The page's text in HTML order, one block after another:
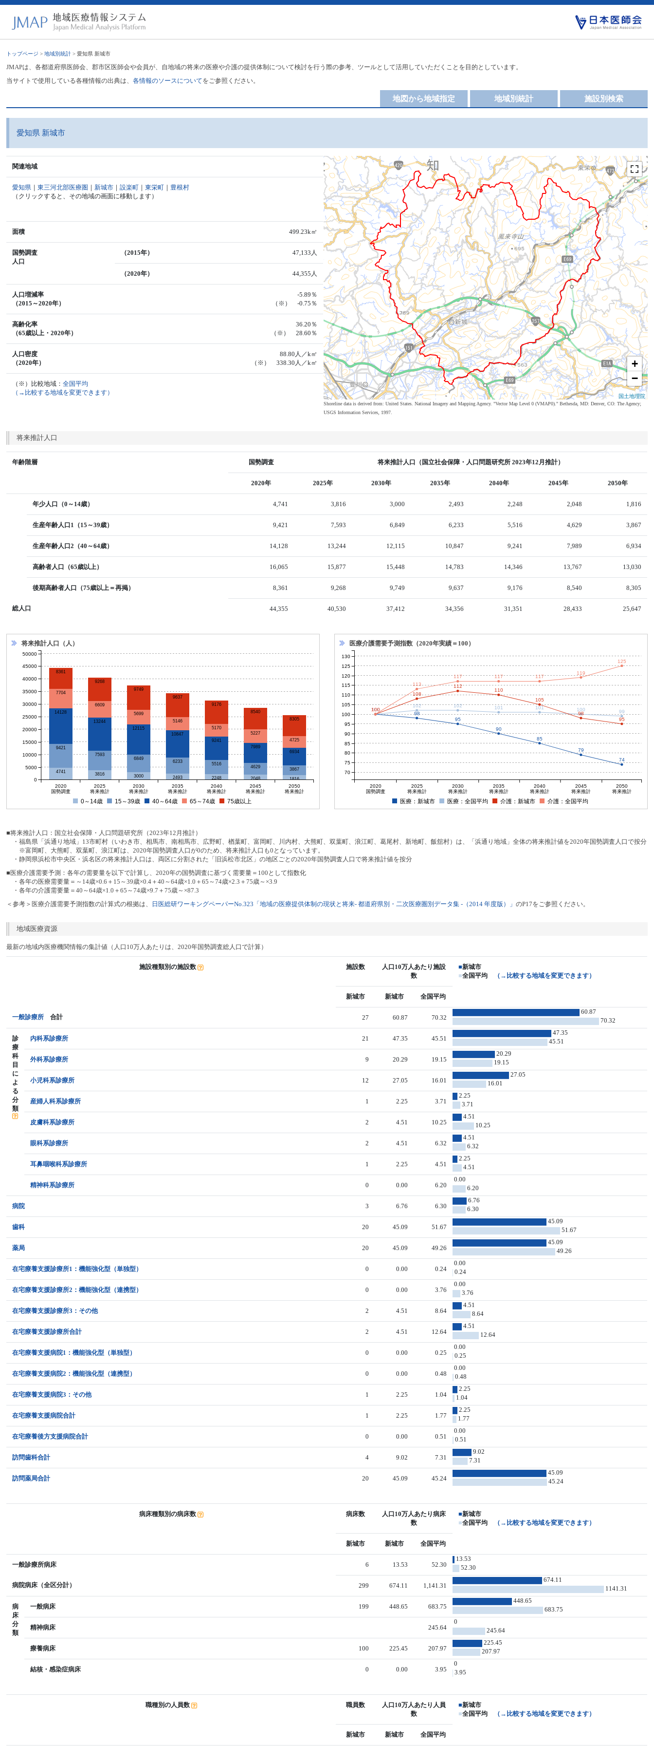
トップページ >地域別統計 > 愛知県 新城市
JMAPは、各都道府県医師会、郡市区医師会や会員が、自地域の将来の医療や介護の提供体制について検討を行う際の参考、ツールとして活用していただくことを目的としています。
当サイトで使用している各種情報の出典は、各情報のソースについてをご参照ください。
施設別検索
地域別統計
地図から地域指定
愛知県 新城市
関連地域
愛知県 ｜東三河北部医療圏 ｜ 新城市 ｜設楽町 ｜東栄町 ｜ 豊根村
（クリックすると、その地域の画面に移動します）
面積 499.23k㎡
国勢調査
人口
（2015年） 47,133人
（2020年） 44,355人
人口増減率
（2015～2020年）
-5.89％
（※） -0.75％
高齢化率
（65歳以上・2020年）
36.20％
（※） 28.60％
人口密度
（2020年）
88.80人／k㎡
（※） 338.30人／k㎡
（※）比較地域：全国平均
（→比較する地域を変更できます）
+
−
国土地理院
Shoreline data is derived from: United States. National Imagery and Mapping Agency. "Vector Map Level 0 (VMAP0)." Bethesda, MD: Denver, CO: The Agency;
USGS Information Services, 1997.
将来推計人口
年齢階層 国勢調査 将来推計人口（国立社会保障・人口問題研究所 2023年12月推計）
2020年 2025年 2030年 2035年 2040年 2045年 2050年
年少人口（0～14歳） 4,741 3,816 3,000 2,493 2,248 2,048 1,816
生産年齢人口1（15～39歳） 9,421 7,593 6,849 6,233 5,516 4,629 3,867
生産年齢人口2（40～64歳） 14,128 13,244 12,115 10,847 9,241 7,989 6,934
高齢者人口（65歳以上） 16,065 15,877 15,448 14,783 14,346 13,767 13,030
後期高齢者人口（75歳以上＝再掲） 8,361 9,268 9,749 9,637 9,176 8,540 8,305
総人口 44,355 40,530 37,412 34,356 31,351 28,433 25,647
将来推計人口（人）
4741 3816 3000 2493 2248 2048 1816
9421
7593
6849
6233 5516
4629
3867
14128
13244
12115
10847
9241
7989
6934
7704
6609
5699
5146
5170
5227
4725
8361
9268
9749
9637
9176
8540
8305
2020
国勢調査
2025
将来推計
2030
将来推計
2035
将来推計
2040
将来推計
2045
将来推計
2050
将来推計
0
5000
10000
15000
20000
25000
30000
35000
40000
45000
50000
0～14歳 15～39歳 40～64歳 65～74歳 75歳以上
医療介護需要予測指数（2020年実績＝100）
100
98
95
90
85
79
74
100
102 102 101 101 100 99
100
108
112
110
105
98
95
100
113
117 117 117
119
125
2020
国勢調査
2025
将来推計
2030
将来推計
2035
将来推計
2040
将来推計
2045
将来推計
2050
将来推計
70
75
80
85
90
95
100
105
110
115
120
125
130
医療：新城市 医療：全国平均 介護：新城市 介護：全国平均
■将来推計人口：国立社会保障・人口問題研究所（2023年12月推計）
・福島県「浜通り地域」13市町村（いわき市、相馬市、南相馬市、広野町、楢葉町、富岡町、川内村、大熊町、双葉町、浪江町、葛尾村、新地町、飯舘村）は、「浜通り地域」全体の将来推計値を2020年国勢調査人口で按分
※富岡町、大熊町、双葉町、浪江町は、2020年国勢調査人口が0のため、将来推計人口も0となっています。
・静岡県浜松市中央区・浜名区の将来推計人口は、両区に分割された「旧浜松市北区」の地区ごとの2020年国勢調査人口で将来推計値を按分
■医療介護需要予測：各年の需要量を以下で計算し、2020年の国勢調査に基づく需要量＝100として指数化
・各年の医療需要量＝～14歳×0.6＋15～39歳×0.4＋40～64歳×1.0＋65～74歳×2.3＋75歳～×3.9
・各年の介護需要量＝40～64歳×1.0＋65～74歳×9.7＋75歳～×87.3
＜参考＞医療介護需要予測指数の計算式の根拠は、
日医総研ワーキングペーパーNo.323「地域の医療提供体制の現状と将来- 都道府県別・二次医療圏別データ集 -（2014 年度版）」のP17をご参照ください。
地域医療資源
最新の地域内医療機関情報の集計値（人口10万人あたりは、2020年国勢調査総人口で計算）
施設種類別の施設数 施設数
人口10万人あたり施設
数
■新城市
■全国平均 （→比較する地域を変更できます）
新城市 新城市 全国平均
一般診療所 合計 27 60.87 70.32
60.87
70.32
診
療
科
目
に
よ
る
分
類
内科系診療所 21 47.35 45.51
47.35
45.51
外科系診療所 9 20.29 19.15
20.29
19.15
小児科系診療所 12 27.05 16.01
27.05
16.01
産婦人科系診療所 1 2.25 3.71
2.25
3.71
皮膚科系診療所 2 4.51 10.25
4.51
10.25
眼科系診療所 2 4.51 6.32
4.51
6.32
耳鼻咽喉科系診療所 1 2.25 4.51
2.25
4.51
精神科系診療所 0 0.00 6.20
0.00
6.20
病院 3 6.76 6.30
6.76
6.30
歯科 20 45.09 51.67
45.09
51.67
薬局 20 45.09 49.26
45.09
49.26
在宅療養支援診療所1：機能強化型（単独型） 0 0.00 0.24
0.00
0.24
在宅療養支援診療所2：機能強化型（連携型） 0 0.00 3.76
0.00
3.76
在宅療養支援診療所3：その他 2 4.51 8.64
4.51
8.64
在宅療養支援診療所合計 2 4.51 12.64
4.51
12.64
在宅療養支援病院1：機能強化型（単独型） 0 0.00 0.25
0.00
0.25
在宅療養支援病院2：機能強化型（連携型） 0 0.00 0.48
0.00
0.48
在宅療養支援病院3：その他 1 2.25 1.04
2.25
1.04
在宅療養支援病院合計 1 2.25 1.77
2.25
1.77
在宅療養後方支援病院合計 0 0.00 0.51
0.00
0.51
訪問歯科合計 4 9.02 7.31
9.02
7.31
訪問薬局合計 20 45.09 45.24
45.09
45.24
病床種類別の病床数 病床数
人口10万人あたり病床
数
■新城市
■全国平均 （→比較する地域を変更できます）
新城市 新城市 全国平均
一般診療所病床 6 13.53 52.30
13.53
52.30
病院病床（全区分計） 299 674.11 1,141.31
674.11
1141.31
病
床
分
類
一般病床 199 448.65 683.75
448.65
683.75
精神病床 245.64
0
245.64
療養病床 100 225.45 207.97
225.45
207.97
結核・感染症病床 0 0.00 3.95
0
3.95
職種別の人員数 職員数
人口10万人あたり人員
数
■新城市
■全国平均 （→比較する地域を変更できます）
新城市 新城市 全国平均